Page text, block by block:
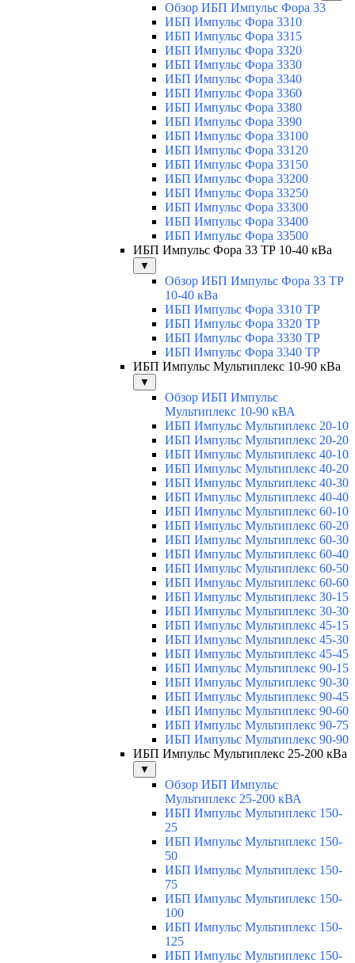
Обзор ИБП Импульс Фора 33
ИБП Импульс Фора 3310
ИБП Импульс Фора 3315
ИБП Импульс Фора 3320
ИБП Импульс Фора 3330
ИБП Импульс Фора 3340
ИБП Импульс Фора 3360
ИБП Импульс Фора 3380
ИБП Импульс Фора 3390
ИБП Импульс Фора 33100
ИБП Импульс Фора 33120
ИБП Импульс Фора 33150
ИБП Импульс Фора 33200
ИБП Импульс Фора 33250
ИБП Импульс Фора 33300
ИБП Импульс Фора 33400
ИБП Импульс Фора 33500
ИБП Импульс Фора 33 ТР 10-40 кВа
▼
Обзор ИБП Импульс Фора 33 ТР
10-40 кВа
ИБП Импульс Фора 3310 ТР
ИБП Импульс Фора 3320 ТР
ИБП Импульс Фора 3330 ТР
ИБП Импульс Фора 3340 ТР
ИБП Импульс Мультиплекс 10-90 кВа
▼
Обзор ИБП Импульс
Мультиплекс 10-90 кВА
ИБП Импульс Мультиплекс 20-10
ИБП Импульс Мультиплекс 20-20
ИБП Импульс Мультиплекс 40-10
ИБП Импульс Мультиплекс 40-20
ИБП Импульс Мультиплекс 40-30
ИБП Импульс Мультиплекс 40-40
ИБП Импульс Мультиплекс 60-10
ИБП Импульс Мультиплекс 60-20
ИБП Импульс Мультиплекс 60-30
ИБП Импульс Мультиплекс 60-40
ИБП Импульс Мультиплекс 60-50
ИБП Импульс Мультиплекс 60-60
ИБП Импульс Мультиплекс 30-15
ИБП Импульс Мультиплекс 30-30
ИБП Импульс Мультиплекс 45-15
ИБП Импульс Мультиплекс 45-30
ИБП Импульс Мультиплекс 45-45
ИБП Импульс Мультиплекс 90-15
ИБП Импульс Мультиплекс 90-30
ИБП Импульс Мультиплекс 90-45
ИБП Импульс Мультиплекс 90-60
ИБП Импульс Мультиплекс 90-75
ИБП Импульс Мультиплекс 90-90
ИБП Импульс Мультиплекс 25-200 кВа
▼
Обзор ИБП Импульс
Мультиплекс 25-200 кВА
ИБП Импульс Мультиплекс 150-
25
ИБП Импульс Мультиплекс 150-
50
ИБП Импульс Мультиплекс 150-
75
ИБП Импульс Мультиплекс 150-
100
ИБП Импульс Мультиплекс 150-
125
ИБП Импульс Мультиплекс 150-